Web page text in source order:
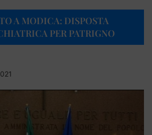
A MODICA: DISPOSTA
PER PATRIGNO